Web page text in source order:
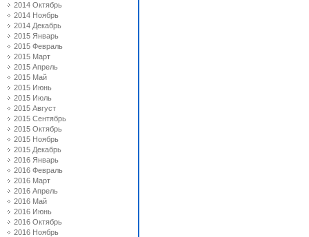
2014 Октябрь
2014 Ноябрь
2014 Декабрь
2015 Январь
2015 Февраль
2015 Март
2015 Апрель
2015 Май
2015 Июнь
2015 Июль
2015 Август
2015 Сентябрь
2015 Октябрь
2015 Ноябрь
2015 Декабрь
2016 Январь
2016 Февраль
2016 Март
2016 Апрель
2016 Май
2016 Июнь
2016 Октябрь
2016 Ноябрь